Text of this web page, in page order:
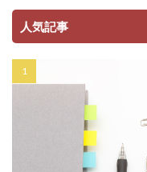
人気記事